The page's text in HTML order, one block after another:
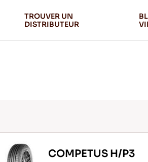
TROUVER UN
DISTRIBUTEUR
COMPETUS H/P3